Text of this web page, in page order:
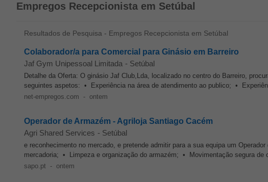
Empregos Recepcionista em Setúbal
Resultados de Pesquisa - Empregos Recepcionista em Setúbal
Colaborador/a para Comercial para Ginásio em Barreiro
Jaf Gym Unipessoal Limitada - Setúbal
Detalhe da Oferta: O ginásio Jaf Club,Lda, localizado no centro do Barreiro,
seguintes aspetos: • Experiência na área de atendimento ao publico; •
net-empregos.com - ontem
Operador de Armazém - Agriloja Santiago Cacém
Agri Shared Services - Setúbal
e reconhecimento no mercado, e pretende admitir para a sua equipa um
mercadoria; • Limpeza e organização do armazém; • Movimentação segura
sapo.pt - ontem